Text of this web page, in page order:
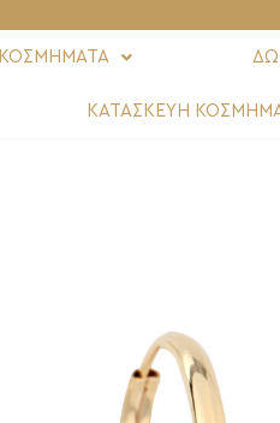
ΚΟΣΜΗΜΑΤΑ
ΚΑΤΑΣΚΕΥΗ